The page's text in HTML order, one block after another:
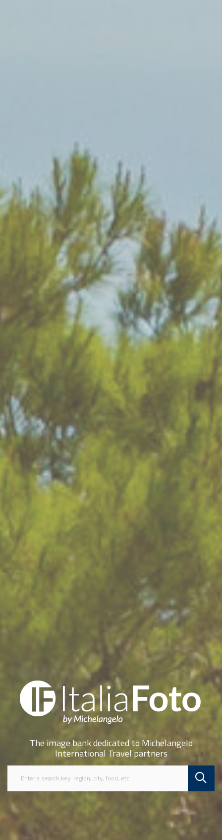
The image bank dedicated to Michelangelo
International Travel partners